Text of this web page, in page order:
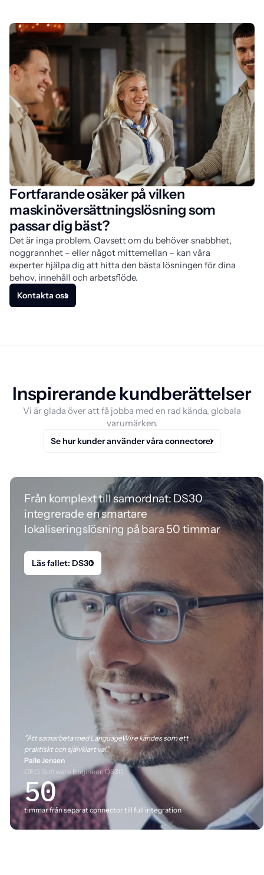
Fortfarande osäker på vilken
maskinöversättningslösning som
passar dig bäst?
Det är inga problem. Oavsett om du behöver snabbhet,
noggrannhet – eller något mittemellan – kan våra
experter hjälpa dig att hitta den bästa lösningen för dina
behov, innehåll och arbetsflöde.
Kontakta oss
Inspirerande kundberättelser
Vi är glada över att få jobba med en rad kända, globala
varumärken.
Se hur kunder använder våra connectorer
Från komplext till samordnat: DS30
integrerade en smartare
lokaliseringslösning på bara 50 timmar
Läs fallet: DS30
"Att samarbeta med LanguageWire kändes som ett
praktiskt och självklart val."
Palle Jensen
CEO, Software Engineer, DS30
50
timmar från separat connector till full integration